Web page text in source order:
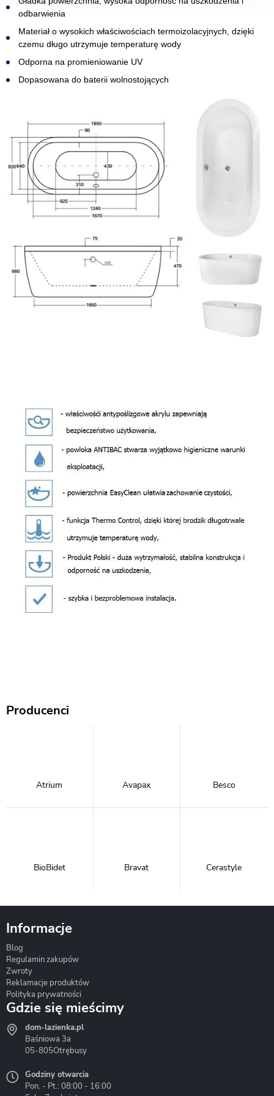
odbarwienia
Materiał o wysokich właściwościach termoizolacyjnych, dzięki
czemu długo utrzymuje temperaturę wody
Odporna na promieniowanie UV
Dopasowana do baterii wolnostojących
Producenci
Atrium Avapax Besco
BioBidet Bravat Cerastyle
Hydrostop
Informacje
Blog
Regulamin zakupów
Zwroty
Reklamacje produktów
Polityka prywatności
Gdzie się mieścimy
dom-lazienka.pl
Baśniowa 3a
05-805Otrębusy
Godziny otwarcia
Pon. - Pt.: 08:00 - 16:00